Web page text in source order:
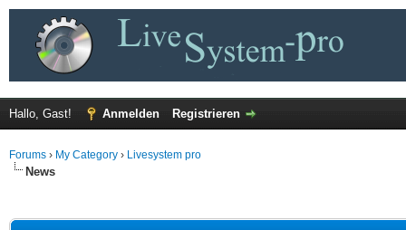
Hallo, Gast! Anmelden Registrieren
Forums › My Category › Livesystem pro
News